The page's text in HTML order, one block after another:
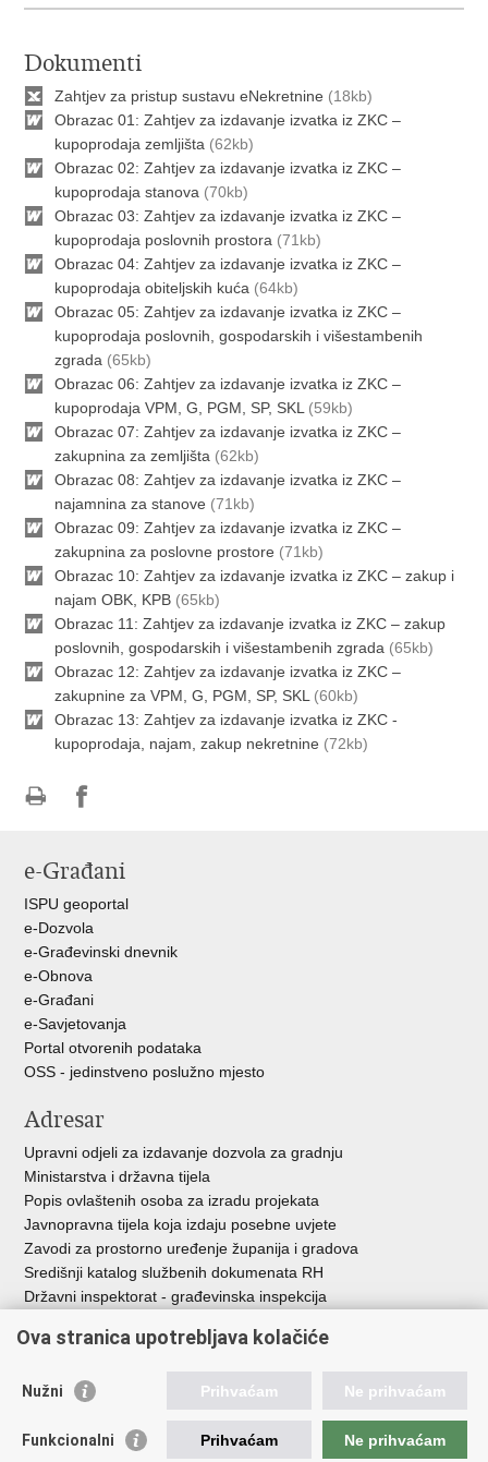
Dokumenti
Zahtjev za pristup sustavu eNekretnine (18kb)
Obrazac 01: Zahtjev za izdavanje izvatka iz ZKC –
kupoprodaja zemljišta (62kb)
Obrazac 02: Zahtjev za izdavanje izvatka iz ZKC –
kupoprodaja stanova (70kb)
Obrazac 03: Zahtjev za izdavanje izvatka iz ZKC –
kupoprodaja poslovnih prostora (71kb)
Obrazac 04: Zahtjev za izdavanje izvatka iz ZKC –
kupoprodaja obiteljskih kuća (64kb)
Obrazac 05: Zahtjev za izdavanje izvatka iz ZKC –
kupoprodaja poslovnih, gospodarskih i višestambenih
zgrada (65kb)
Obrazac 06: Zahtjev za izdavanje izvatka iz ZKC –
kupoprodaja VPM, G, PGM, SP, SKL (59kb)
Obrazac 07: Zahtjev za izdavanje izvatka iz ZKC –
zakupnina za zemljišta (62kb)
Obrazac 08: Zahtjev za izdavanje izvatka iz ZKC –
najamnina za stanove (71kb)
Obrazac 09: Zahtjev za izdavanje izvatka iz ZKC –
zakupnina za poslovne prostore (71kb)
Obrazac 10: Zahtjev za izdavanje izvatka iz ZKC – zakup i
najam OBK, KPB (65kb)
Obrazac 11: Zahtjev za izdavanje izvatka iz ZKC – zakup
poslovnih, gospodarskih i višestambenih zgrada (65kb)
Obrazac 12: Zahtjev za izdavanje izvatka iz ZKC –
zakupnine za VPM, G, PGM, SP, SKL (60kb)
Obrazac 13: Zahtjev za izdavanje izvatka iz ZKC -
kupoprodaja, najam, zakup nekretnine (72kb)
FacebookuTwitteru
e-Građani
ISPU geoportal
e-Dozvola
e-Građevinski dnevnik
e-Obnova
e-Građani
e-Savjetovanja
Portal otvorenih podataka
OSS - jedinstveno poslužno mjesto
Adresar
Upravni odjeli za izdavanje dozvola za gradnju
Ministarstva i državna tijela
Popis ovlaštenih osoba za izradu projekata
Javnopravna tijela koja izdaju posebne uvjete
Zavodi za prostorno uređenje županija i gradova
Središnji katalog službenih dokumenata RH
Državni inspektorat - građevinska inspekcija
Vlada Republike Hrvatske
Agencija za pravni promet i posredovanje nekretninama
Ova stranica upotrebljava kolačiće
Nužni Prihvaćam Ne prihvaćam
Funkcionalni Prihvaćam Ne prihvaćam